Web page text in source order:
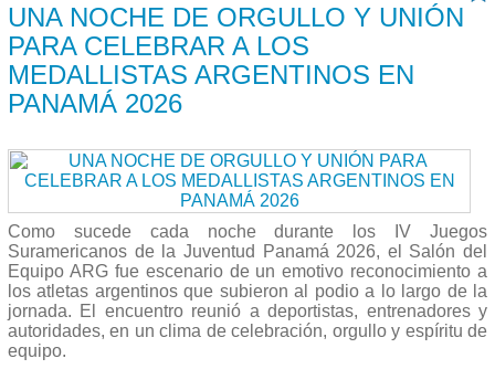
UNA NOCHE DE ORGULLO Y UNIÓN
PARA CELEBRAR A LOS
MEDALLISTAS ARGENTINOS EN
PANAMÁ 2026
Como sucede cada noche durante los IV Juegos
Suramericanos de la Juventud Panamá 2026, el Salón del
Equipo ARG fue escenario de un emotivo reconocimiento a
los atletas argentinos que subieron al podio a lo largo de la
jornada. El encuentro reunió a deportistas, entrenadores y
autoridades, en un clima de celebración, orgullo y espíritu de
equipo.